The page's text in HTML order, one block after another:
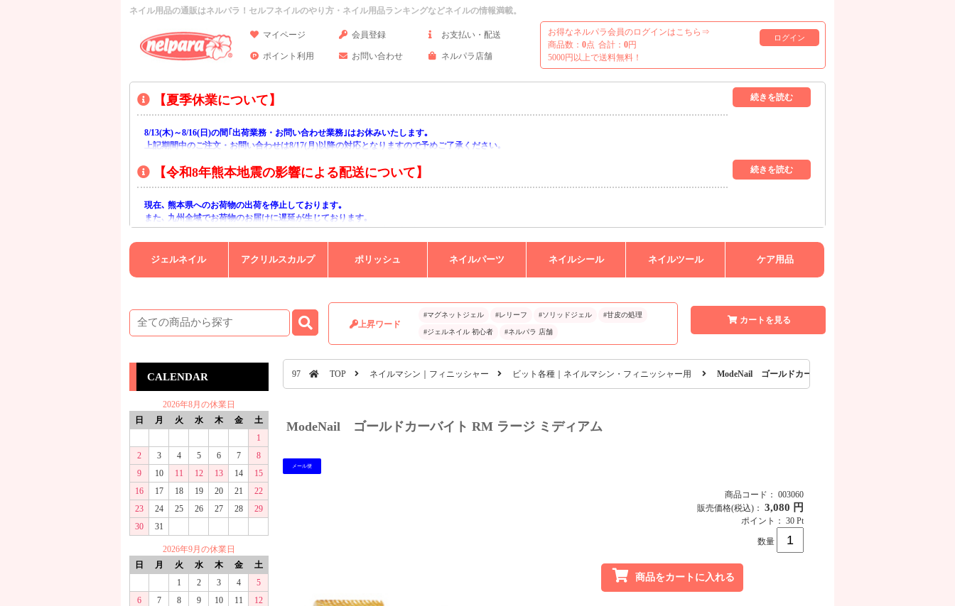
ネイル用品の通販はネルパラ！セルフネイルのやり方・ネイル用品ランキングなどネイルの情報満載。
マイページ 会員登録 お支払い・配送
ポイント利用 お問い合わせ ネルパラ店舗
お得なネルパラ会員のログインはこちら⇒
ログイン
商品数： 0点 合計： 0円
5000円以上で送料無料！
【夏季休業について】
8/13(木)～8/16(日)の間｢出荷業務・お問い合わせ業務｣はお休みいたします｡
上記期間中のご注文・お問い合わせは8/17(月)以降の対応となりますので予めご了承ください｡
【令和8年熊本地震の影響による配送について】
現在､ 熊本県へのお荷物の出荷を停止しております｡
また､ 九州全域でお荷物のお届けに遅延が生じております｡
ご不便をおかけいたしますが､ 何卒ご理解賜りますようお願い申し上げます｡
ジェルネイル アクリルスカルプ ポリッシュ ネイルパーツ ネイルシール ネイルツール ケア用品
上昇ワード
#マグネットジェル #レリーフ #ソリッドジェル #甘皮の処理
#ジェルネイル 初心者 #ネルパラ 店舗
カートを見る
CALENDAR
2026年8月の休業日
日
月 火 水 木 金
土
1
2
3 4 5 6 7
8
9
10 11 12 13 14
15
16
17 18 19 20 21
22
23
24 25 26 27 28
29
30
31
2026年9月の休業日
日
月 火 水 木 金
土
1
2 3 4
5
6
7 8 9 10 11
12
97 TOP ネイルマシン｜フィニッシャー ビット各種｜ネイルマシン・フィニッシャー用 ModeNail ゴールドカーバイト RM ラージ ミディアム
ModeNail ゴールドカーバイト RM ラージ ミディアム
メール便
商品コード： 003060
販売価格(税込)： 3,080 円
ポイント： 30 Pt
数量
商品をカートに入れる